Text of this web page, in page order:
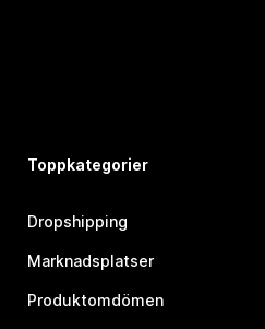
Toppkategorier
Dropshipping
Marknadsplatser
Produktomdömen